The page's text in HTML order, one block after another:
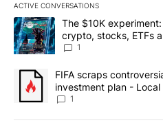
ACTIVE CONVERSATIONS
The following is a list of the
A trending article titled "The
The $10K
crypto, stocks, ETFs
8
1
A trending article titled "FIFA
FIFA scraps
investment plan - Local
1